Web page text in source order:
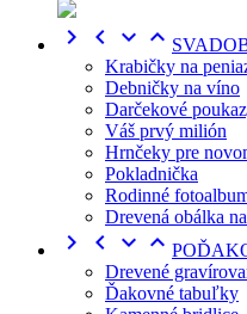
   
Krabičky na
Debničky na víno
Darčekové
Váš prvý milión
Hrnčeky pre
Pokladnička
Rodinné
Drevená obálka
   
Drevené
Ďakovné tabuľky